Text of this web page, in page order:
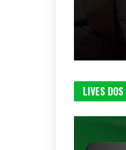
LIVES